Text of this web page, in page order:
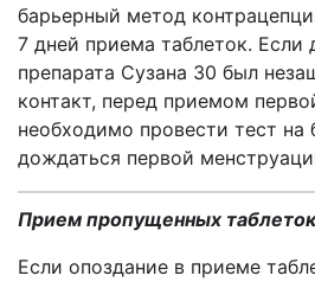
барьерный метод
7 дней приема таблеток. Если
препарата Сузана 30 был
контакт, перед приемом
необходимо провести тест на
дождаться первой
Прием пропущенных таблеток
Если опоздание в приеме